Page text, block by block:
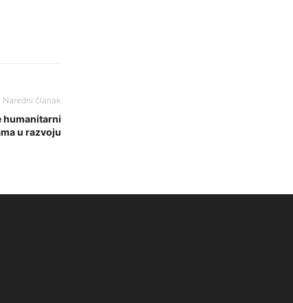
Naredni članak
humanitarni
u razvoju